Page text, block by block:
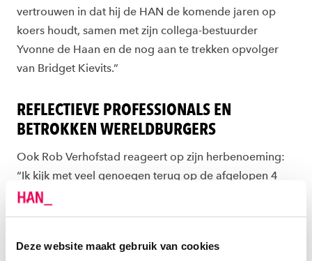
Deze website maakt gebruik van cookies
vertrouwen in dat hij de HAN de komende jaren op
koers houdt, samen met zijn collega-bestuurder
Yvonne de Haan en de nog aan te trekken opvolger
van Bridget Kievits.”
REFLECTIEVE PROFESSIONALS EN
BETROKKEN WERELDBURGERS
Ook Rob Verhofstad reageert op zijn herbenoeming:
“Ik kijk met veel genoegen terug op de afgelopen 4
jaar als College van Bestuur-voorzitter, waarin ik heb
ervaren waar de HAN toe in staat is. De inzet, loyaliteit
is enorm. Hierdoor én door de goede samenwerking